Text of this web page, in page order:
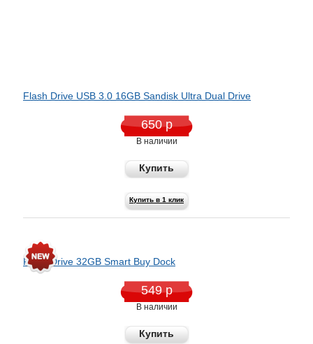
Flash Drive USB 3.0 16GB Sandisk Ultra Dual Drive
650 р
В наличии
Купить
Купить в 1 клик
Flash Drive 32GB Smart Buy Dock
549 р
В наличии
Купить